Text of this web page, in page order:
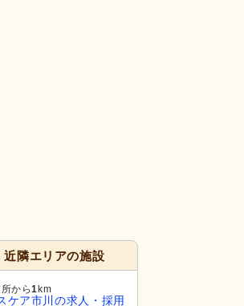
近隣エリアの施設
から1 km
ケア市川の求人・採用